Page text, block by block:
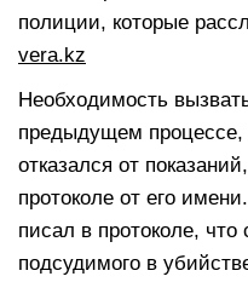
полиции, которые
vera.kz
Необходимость
предыдущем процессе,
отказался от
протоколе от его
писал в протоколе,
подсудимого в